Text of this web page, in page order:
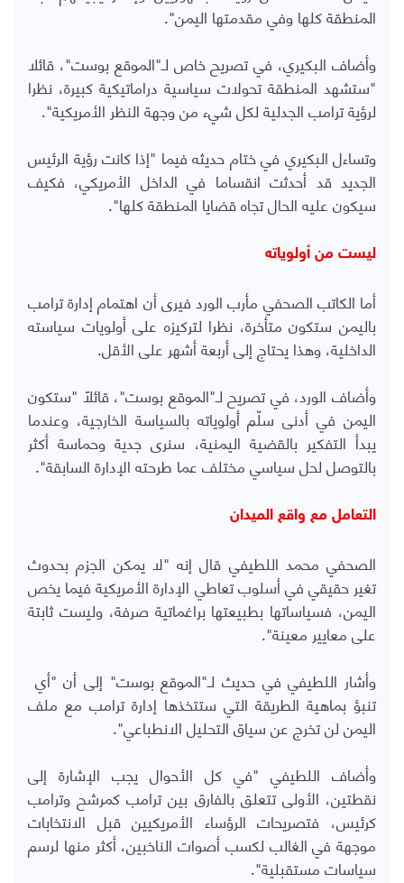
المنطقة كلها وفي مقدمتها اليمن".
وأضاف البكيري، في تصريح خاص لـ"الموقع بوست"، قائلا
"ستشهد المنطقة تحولات سياسية دراماتيكية كبيرة، نظرا
لرؤية ترامب الجدلية لكل شيء من وجهة النظر الأمريكية".
وتساءل البكيري في ختام حديثه فيما "إذا كانت رؤية الرئيس
الجديد قد أحدثت انقساما في الداخل الأمريكي، فكيف
سيكون عليه الحال تجاه قضايا المنطقة كلها".
ليست من أولوياته
أما الكاتب الصحفي مأرب الورد فيرى أن اهتمام إدارة ترامب
باليمن ستكون متأخرة، نظرا لتركيزه على أولويات سياسته
الداخلية، وهذا يحتاج إلى أربعة أشهر على الأقل.
وأضاف الورد، في تصريح لـ"الموقع بوست"، قائلاً "ستكون
اليمن في أدنى سلّم أولوياته بالسياسة الخارجية، وعندما
يبدأ التفكير بالقضية اليمنية، سنرى جدية وحماسة أكثر
بالتوصل لحل سياسي مختلف عما طرحته الإدارة السابقة".
التعامل مع واقع الميدان
الصحفي محمد اللطيفي قال إنه "لا يمكن الجزم بحدوث
تغير حقيقي في أسلوب تعاطي الإدارة الأمريكية فيما يخص
اليمن، فسياساتها بطبيعتها براغماتية صرفة، وليست ثابتة
على معايير معينة".
وأشار اللطيفي في حديث لـ"الموقع بوست" إلى أن "أي
تنبؤ بماهية الطريقة التي ستتخذها إدارة ترامب مع ملف
اليمن لن تخرج عن سياق التحليل الانطباعي".
وأضاف اللطيفي "في كل الأحوال يجب الإشارة إلى
نقطتين، الأولى تتعلق بالفارق بين ترامب كمرشح وترامب
كرئيس، فتصريحات الرؤساء الأمريكيين قبل الانتخابات
موجهة في الغالب لكسب أصوات الناخبين، أكثر منها لرسم
سياسات مستقبلية".